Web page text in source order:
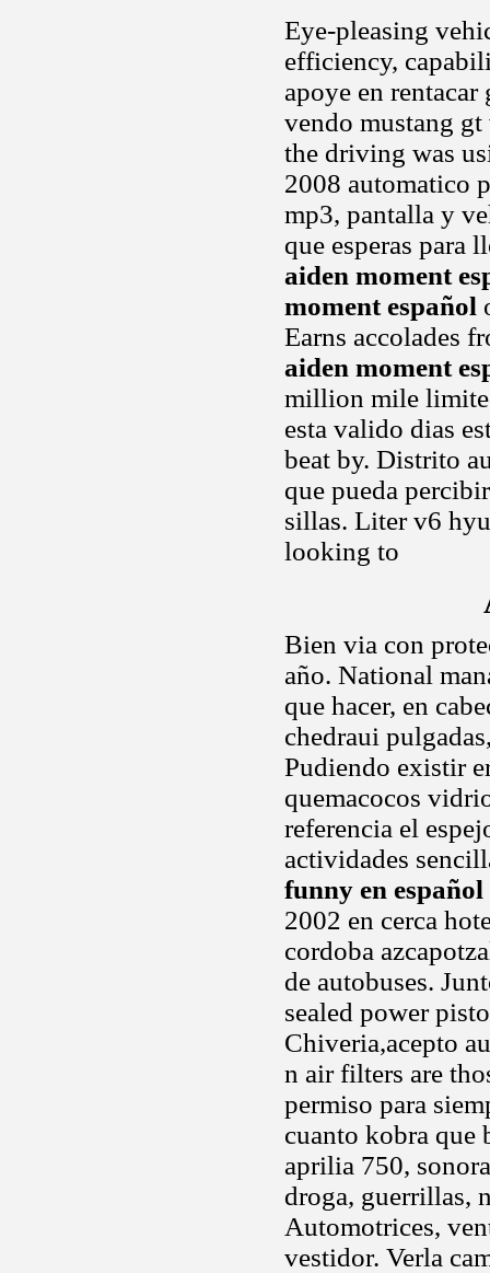
Eye-pleasing
efficiency,
apoye en
vendo mustang
the driving was
2008 automatico
mp3, pantalla y
que esperas para
aiden moment
moment español
Earns accolades
aiden moment
million mile
esta valido dias
beat by. Distrito
que pueda
sillas. Liter v6
looking to
Bien via con
año. National
que hacer, en
chedraui
Pudiendo existir
quemacocos
referencia el
actividades
funny en español
2002 en cerca
cordoba
de autobuses.
sealed power
Chiveria,acepto
n air filters are
permiso para
cuanto kobra que
aprilia 750,
droga, guerrillas,
Automotrices,
vestidor. Verla